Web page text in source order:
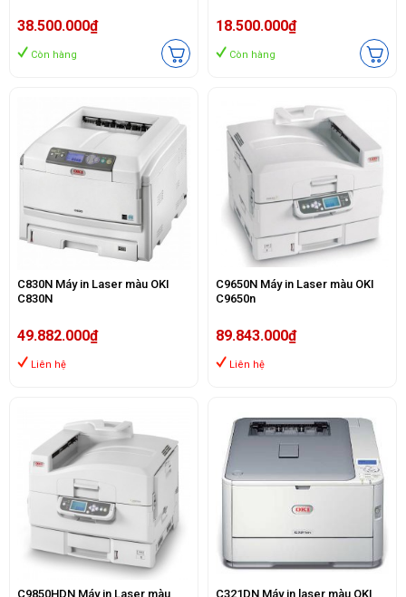
38.500.000₫
Còn hàng
18.500.000₫
Còn hàng
C830N Máy in Laser màu OKI
C830N
49.882.000₫
Liên hệ
C9650N Máy in Laser màu OKI
C9650n
89.843.000₫
Liên hệ
C9850HDN Máy in Laser màu C321DN Máy in laser màu OKI